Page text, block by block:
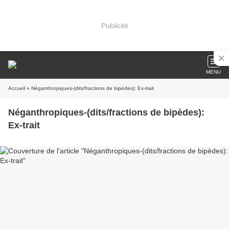
Publicité
MENU
Accueil » Néganthropiques-(dits/fractions de bipèdes): Ex-trait
Néganthropiques-(dits/fractions de bipèdes):
Ex-trait